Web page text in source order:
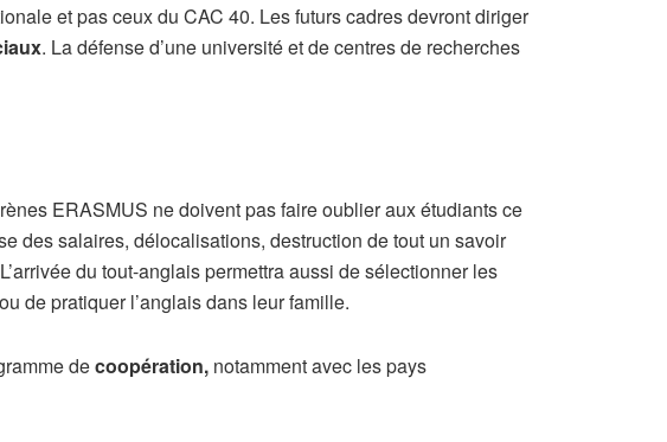
et pas ceux du CAC 40. Les futurs cadres devront diriger
. La défense d’une université et de centres de recherches
ERASMUS ne doivent pas faire oublier aux étudiants ce
des salaires, délocalisations, destruction de tout un savoir
du tout-anglais permettra aussi de sélectionner les
de pratiquer l’anglais dans leur famille.
decoopération, notamment avec les pays